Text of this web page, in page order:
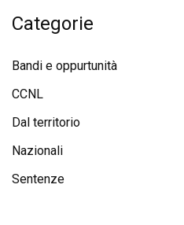
Categorie
Bandi e oppurtunità
CCNL
Dal territorio
Nazionali
Sentenze